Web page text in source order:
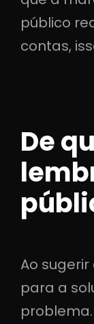
público
contas,
De
Ao
para a